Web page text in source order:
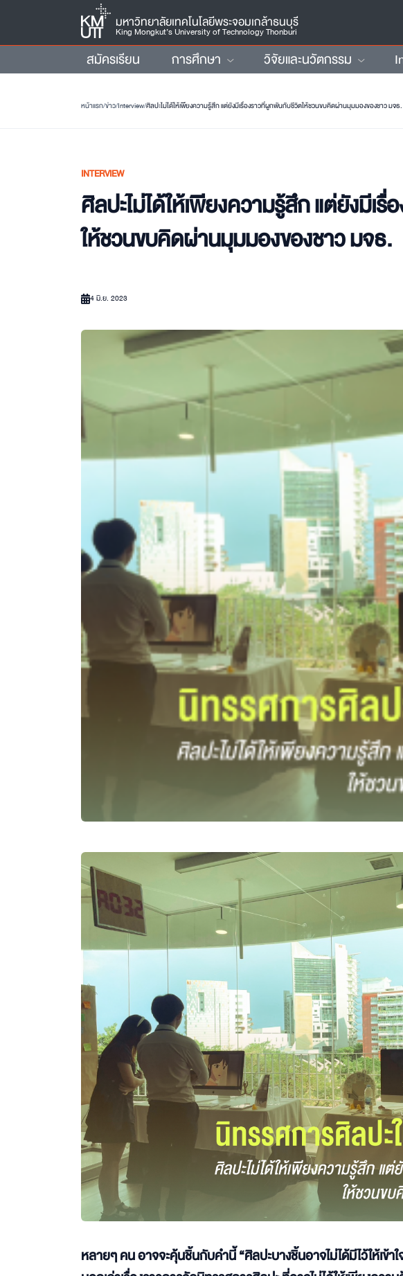
มหาวิทยาลัยเทคโนโลยีพระจอมเกล้าธนบุรี
King Mongkut’s University of Technology Thonburi
สมัครเรียน การศึกษา วิจัยและนวัตกรรม
หน้าแรก/ข่าว/Interview/ศิลปะไม่ได้ให้เพียงความรู้สึก แต่ยังมีเรื่องราวที่ผูกพันกับชีวิตให้ชวนขบคิดผ่านมุมมองของชาว มจธ.
INTERVIEW
ศิลปะไม่ได้ให้เพียงความรู้สึก แต่ยังมีเ
ให้ชวนขบคิดผ่านมุมมองของชาว มจธ.
4 มิ.ย. 2023
หลายๆ คน อาจจะคุ้นชิ้นกับคำนี้ “ศิลปะบางชิ้นอาจไม่ได้มีไว้ให้เข้าใ